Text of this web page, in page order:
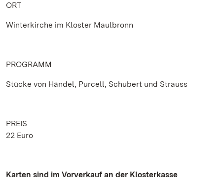
ORT
Winterkirche im Kloster Maulbronn
PROGRAMM
Stücke von Händel, Purcell, Schubert und Strauss
PREIS
22 Euro
Karten sind im Vorverkauf an der Klosterkasse